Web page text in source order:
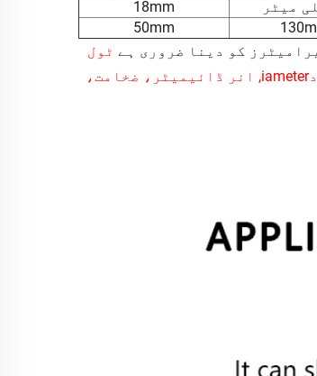
18mm
50mm
کو دینا ضروری ہے ٹول
（دiameter, انر ڈائیمیٹر، ضخامت،